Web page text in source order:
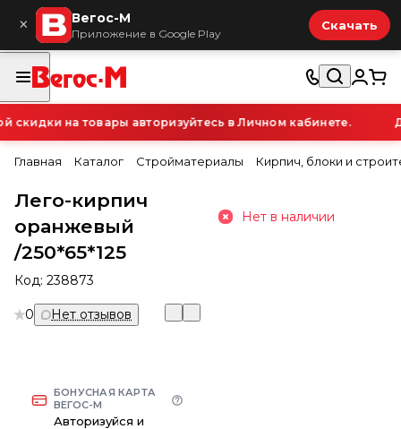
× Вегос-М
Приложение в Google Play
Скачать
на товары авторизуйтесь в Личном кабинете.
Главная Каталог Стройматериалы Кирпич, блоки и
Лего-кирпич
оранжевый
/250*65*125
Код: 238873
0 Нет отзывов
БОНУСНАЯ КАРТА
ВЕГОС-М
Авторизуйся и
Нет в наличии